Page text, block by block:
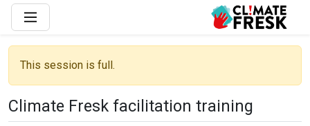
This session is full.
Climate Fresk facilitation training